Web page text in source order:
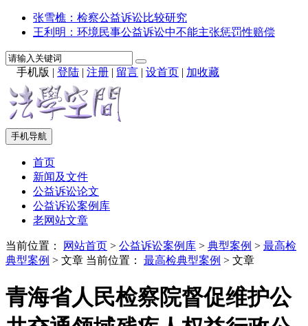
张雪樵：检察公益诉讼比较研究
王利明：环境民事公益诉讼中不能主张惩罚性赔偿
手机版 | 登陆 | 注册 | 留言 | 设首页 | 加收藏
手机导航
首页
新闻及文件
公益诉讼论文
公益诉讼案例库
老网站文章
当前位置： 网站首页 > 公益诉讼案例库 > 典型案例 > 最高检
典型案例 > 文章 当前位置： 最高检典型案例 > 文章
青海省人民检察院督促维护公